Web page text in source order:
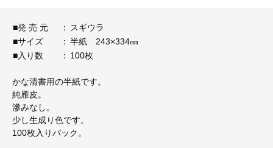
■発 売 元 ：
スギウラ
■サイズ
： 半紙 243×334㎜
■入り数
： 100枚
かな清書用の半紙です。
純雁皮。
滲みなし。
少し生成り色です。
100枚入りパック。